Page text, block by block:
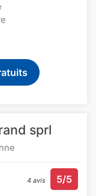
sprl
4 avis 5/5